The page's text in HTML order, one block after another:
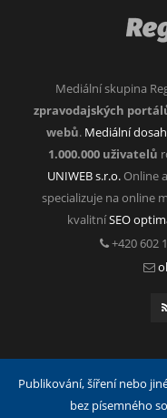
Mediální skupina
zpravodajských
webů. Mediální dosah
1.000.000 uživatelů
UNIWEB s.r.o.Online
specializuje na online
kvalitníSEO
+420 602
Publikování, šíření nebo
bez písemného